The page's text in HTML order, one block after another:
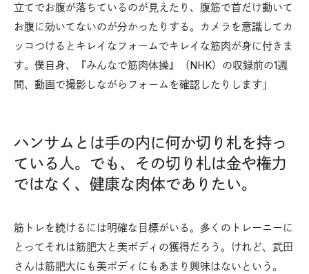
立てでお腹が落ちているのが見えたり、腹筋で首だけ動いて
お腹に効いてないのが分かったりする。カメラを意識してカ
ッコつけるとキレイなフォームでキレイな筋肉が身に付きま
す。僕自身、『みんなで筋肉体操』（NHK）の収録前の1週
間、動画で撮影しながらフォームを確認したりします」
ハンサムとは手の内に何か切り札を持っ
ている人。でも、その切り札は金や権力
ではなく、健康な肉体でありたい。
筋トレを続けるには明確な目標がいる。多くのトレーニーに
とってそれは筋肥大と美ボディの獲得だろう。けれど、武田
さんは筋肥大にも美ボディにもあまり興味はないという。